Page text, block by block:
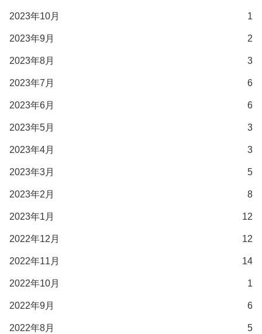
2023年10月 1
2023年9月 2
2023年8月 3
2023年7月 6
2023年6月 6
2023年5月 3
2023年4月 3
2023年3月 5
2023年2月 8
2023年1月 12
2022年12月 12
2022年11月 14
2022年10月 1
2022年9月 6
2022年8月 5